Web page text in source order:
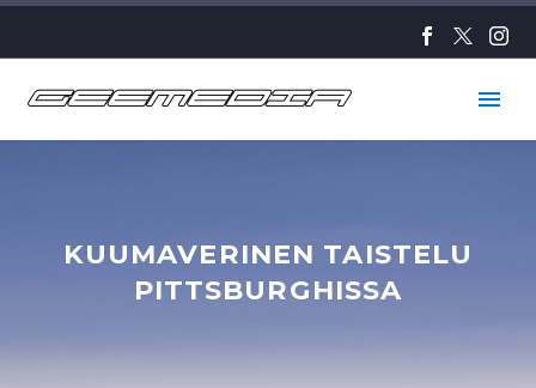
KUUMAVERINEN TAISTELU
PITTSBURGHISSA